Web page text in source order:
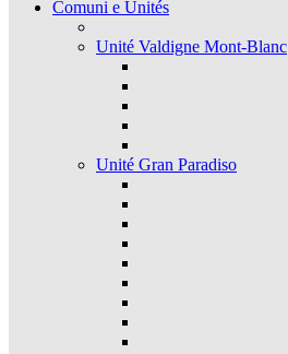
Comuni e Unités
Unité Valdigne Mont-Blanc
Unité Gran Paradiso